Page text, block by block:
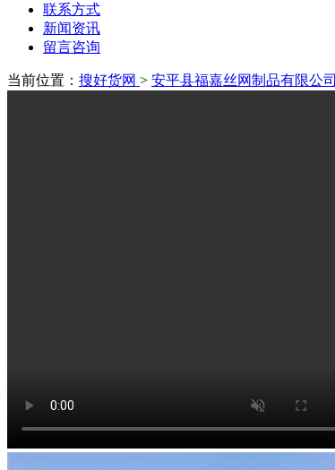
联系方式
新闻资讯
留言咨询
当前位置： 搜好货网 > 安平县福嘉丝网制品有限公司